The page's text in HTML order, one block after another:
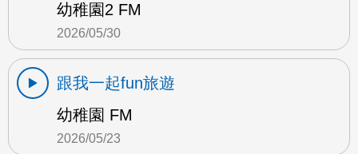
幼稚園2 FM
2026/05/30
跟我一起fun旅遊
幼稚園 FM
2026/05/23